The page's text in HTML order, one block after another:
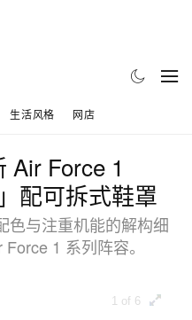
生活风格 网店
Air Force 1
配可拆式鞋罩
色与注重机能的解构细
1 系列阵容。
1 of 6